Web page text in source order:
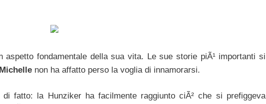
fondamentale della sua vita. Le sue storie piÃ¹ importanti si
non ha affatto perso la voglia di innamorarsi.
di fatto: la Hunziker ha facilmente raggiunto ciÃ² che si prefiggeva